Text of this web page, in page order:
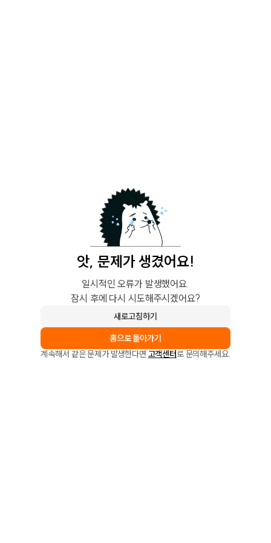
앗, 문제가 생겼어요!
일시적인 오류가 발생했어요.
잠시 후에 다시 시도해주시겠어요?
새로고침하기
홈으로 돌아가기
계속해서 같은 문제가 발생한다면 고객센터로 문의해주세요.